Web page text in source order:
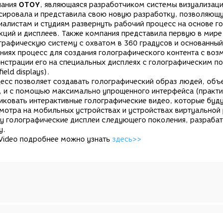
OTOY, являющаяся разработчиком системы
и представила свою новую разработку,
и студиям развернуть рабочий процесс на основе
и дисплеев. Также компания представила первую в
систему с охватом в 360 градусов и
процесс для создания голографического контента с
его на специальных дисплеях с голографическим
displays).
позволяет создавать голографический образ людей,
и с помощью максимально упрощенного интерфейса
интерактивные голографические видео, которые
на мобильных устройствах и устройствах виртуальной
голографические дисплеи следующего поколения,
подробнее можно узнать здесь>>